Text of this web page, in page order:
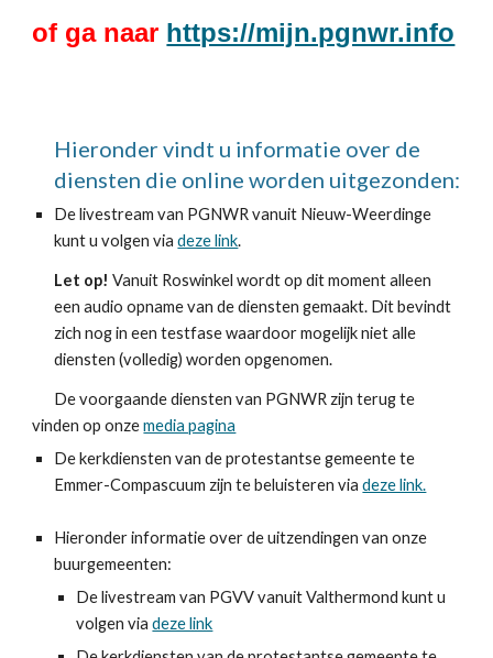
of ga naar https://mijn.pgnwr.info
Hieronder vindt u informatie over de
diensten die online worden uitgezonden:
De livestream van PGNWR vanuit Nieuw-Weerdinge
kunt u volgen viadeze link.
Let op! Vanuit Roswinkel wordt op dit moment alleen
een audio opname van de diensten gemaakt. Dit bevindt
zich nog in een testfase waardoor mogelijk niet alle
diensten (volledig) worden opgenomen.
De voorgaande diensten van PGNWR zijn terug te
vindenop onzemedia pagina
De kerkdiensten van de protestantse gemeente te
Emmer-Compascuum zijn te beluisteren viadeze link.
Hieronder informatie over de uitzendingen van onze
buurgemeenten:
De livestream van PGVV vanuit Valthermond kunt u
volgen viadeze link